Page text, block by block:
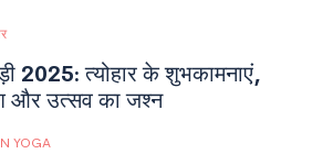
2025: त्योहार के शुभकामनाएं,
और उत्सव का जश्न
YOGA